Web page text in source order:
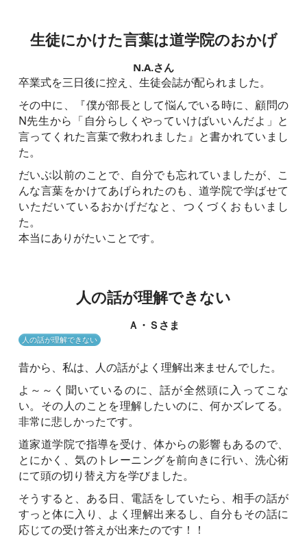
生徒にかけた言葉は道学院のおかげ
N.A.さん
卒業式を三日後に控え、生徒会誌が配られました。
その中に、『僕が部長として悩んでいる時に、顧問の
N先生から「自分らしくやっていけばいいんだよ」と
言ってくれた言葉で救われました』と書かれていまし
た。
だいぶ以前のことで、自分でも忘れていましたが、こ
んな言葉をかけてあげられたのも、道学院で学ばせて
いただいているおかげだなと、つくづくおもいまし
た。
本当にありがたいことです。
人の話が理解できない
Ａ・Ｓさま
人の話が理解できない
昔から、私は、人の話がよく理解出来ませんでした。
よ～～く聞いているのに、話が全然頭に入ってこな
い。その人のことを理解したいのに、何かズレてる。
非常に悲しかったです。
道家道学院で指導を受け、体からの影響もあるので、
とにかく、気のトレーニングを前向きに行い、洗心術
にて頭の切り替え方を学びました。
そうすると、ある日、電話をしていたら、相手の話が
すっと体に入り、よく理解出来るし、自分もその話に
応じての受け答えが出来たのです！！